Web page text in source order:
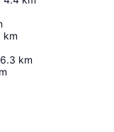
km
km